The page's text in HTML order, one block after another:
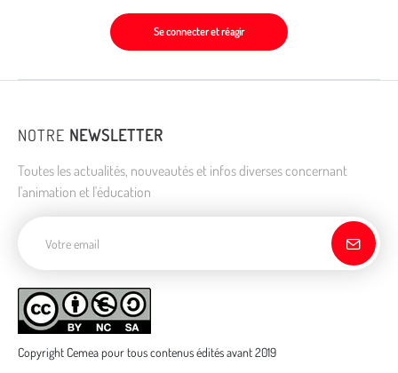
Se connecter et réagir
NOTRE NEWSLETTER
Toutes les actualités, nouveautés et infos diverses concernant
l'animation et l'éducation
Copyright Cemea pour tous contenus édités avant 2019